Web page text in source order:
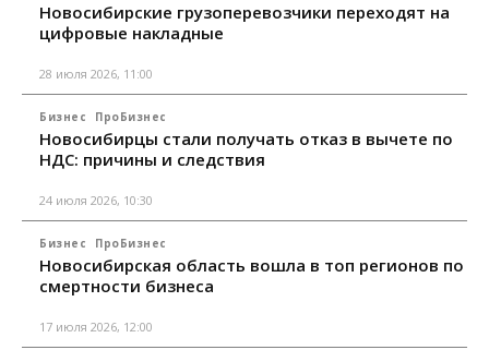
Новосибирские грузоперевозчики переходят на
цифровые накладные
28 июля 2026, 11:00
Бизнес ПроБизнес
Новосибирцы стали получать отказ в вычете по
НДС: причины и следствия
24 июля 2026, 10:30
Бизнес ПроБизнес
Новосибирская область вошла в топ регионов по
смертности бизнеса
17 июля 2026, 12:00